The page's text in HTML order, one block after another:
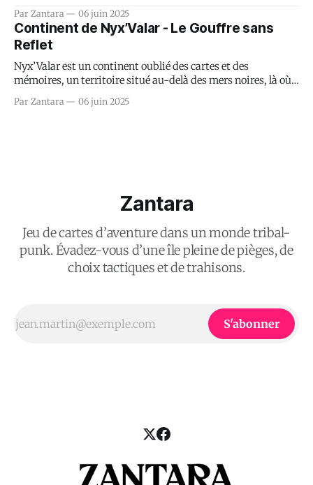
ne tient qu’à la ténacité. Ce monde brutal est le berceau des
Fils de la Cendre...
Par Zantara 06 juin 2025
Continent de Nyx’Valar - Le Gouffre sans
Reflet
Nyx’Valar est un continent oublié des cartes et des
mémoires, un territoire situé au-delà des mers noires, là où
par des failles abyssales, des brumes éternelles et des forêts
Par Zantara 06 juin 2025
Zantara
Jeu de cartes d’aventure dans un monde tribal-
punk. Évadez-vous d’une île pleine de pièges, de
choix tactiques et de trahisons.
S'abonner